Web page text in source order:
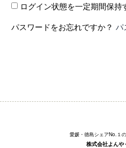
ログイン状態を一定期間保持
パスワードをお忘れですか？パ
愛媛・徳島シェアNo.１
株式会社よんや